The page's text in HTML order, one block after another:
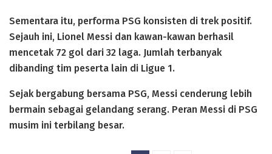
Sementara itu, performa PSG konsisten di trek positif.
Sejauh ini, Lionel Messi dan kawan-kawan berhasil
mencetak 72 gol dari 32 laga. Jumlah terbanyak
dibanding tim peserta lain di Ligue 1.
Sejak bergabung bersama PSG, Messi cenderung lebih
bermain sebagai gelandang serang. Peran Messi di PSG
musim ini terbilang besar.